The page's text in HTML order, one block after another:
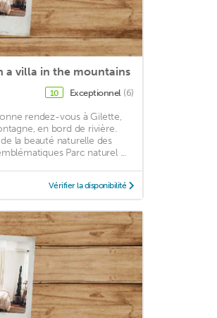
a villa in the mountains
10 Exceptionnel (6)
rendez-vous à Gilette,
en bord de rivière.
la beauté naturelle des
Parc naturel ...
Vérifier la disponibilité